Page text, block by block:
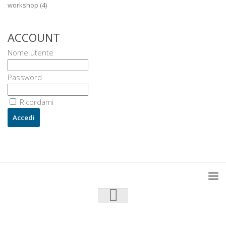
workshop (4)
ACCOUNT
Nome utente
Password
Ricordami